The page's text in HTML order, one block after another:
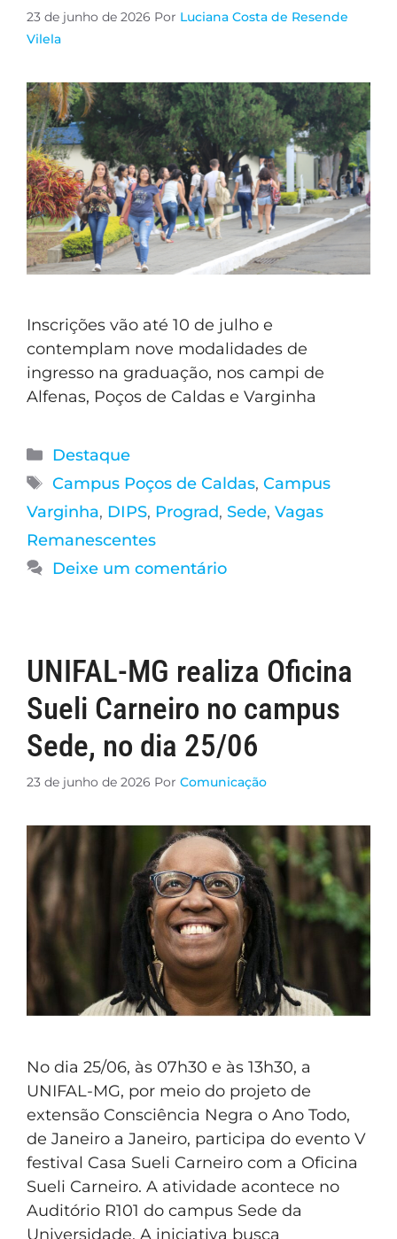
23 de junho de 2026 Por Luciana Costa de Resende
Vilela
Inscrições vão até 10 de julho e
contemplam nove modalidades de
ingresso na graduação, nos campi de
Alfenas, Poços de Caldas e Varginha
Destaque
Campus Poços de Caldas, Campus
Varginha, DIPS, Prograd, Sede, Vagas
Remanescentes
Deixe um comentário
UNIFAL-MG realiza Oficina
Sueli Carneiro no campus
Sede, no dia 25/06
23 de junho de 2026 Por Comunicação
No dia 25/06, às 07h30 e às 13h30, a
UNIFAL-MG, por meio do projeto de
extensão Consciência Negra o Ano Todo,
de Janeiro a Janeiro, participa do evento V
festival Casa Sueli Carneiro com a Oficina
Sueli Carneiro. A atividade acontece no
Auditório R101 do campus Sede da
Universidade. A iniciativa busca